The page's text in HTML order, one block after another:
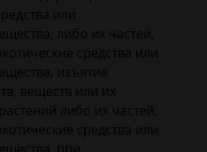
или
либо их частей,
средства или
изъятие
веществ или их
либо их частей,
средства или